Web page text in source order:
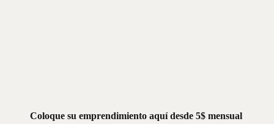
Coloque su emprendimiento aquí desde 5$ mensual